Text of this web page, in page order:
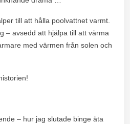
till att hålla poolvattnet varmt.
– avsedd att hjälpa till att värma
med värmen från solen och
– hur jag slutade binge äta